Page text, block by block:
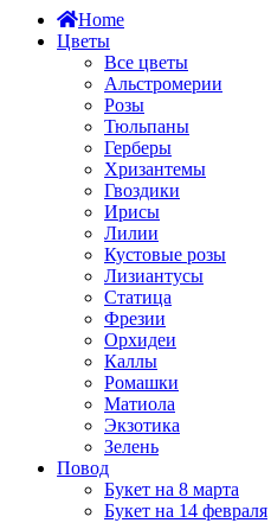
Home
Цветы
Все цветы
Альстромерии
Розы
Тюльпаны
Герберы
Хризантемы
Гвоздики
Ирисы
Лилии
Кустовые розы
Лизиантусы
Статица
Фрезии
Орхидеи
Каллы
Ромашки
Матиола
Экзотика
Зелень
Повод
Букет на 8 марта
Букет на 14 февраля